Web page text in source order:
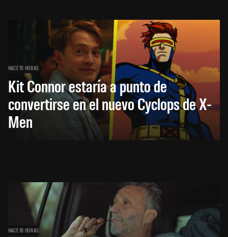
HACE 15 HORAS
Kit Connor estaría a punto de
convertirse en el nuevo Cyclops de X-
Men
HACE 16 HORAS